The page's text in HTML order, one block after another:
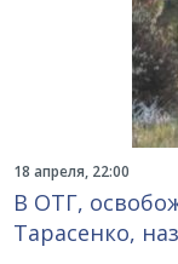
18 апреля, 22:00
В ОТГ,
Тарасенко,